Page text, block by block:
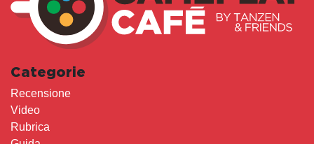
Categorie
Recensione
Video
Rubrica